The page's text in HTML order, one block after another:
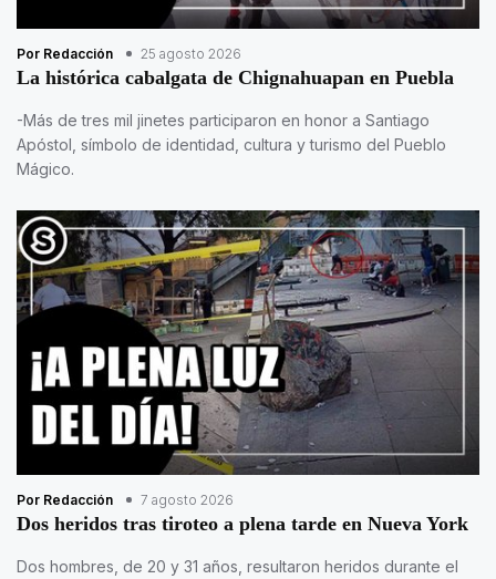
Por Redacción 25 agosto 2026
La histórica cabalgata de Chignahuapan en Puebla
-Más de tres mil jinetes participaron en honor a Santiago
Apóstol, símbolo de identidad, cultura y turismo del Pueblo
Mágico.
Por Redacción 7 agosto 2026
Dos heridos tras tiroteo a plena tarde en Nueva York
Dos hombres, de 20 y 31 años, resultaron heridos durante el